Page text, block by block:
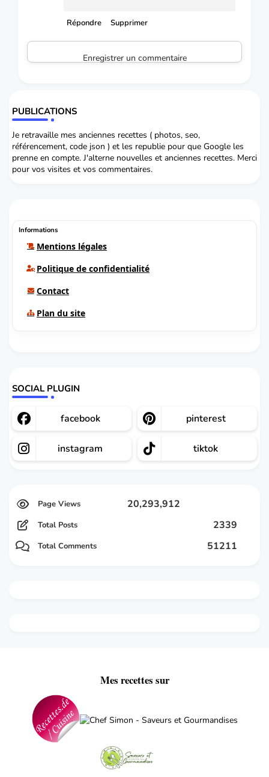
Répondre Supprimer
Enregistrer un commentaire
PUBLICATIONS
Je retravaille mes anciennes recettes ( photos, seo,
référencement, code json ) et les republie pour que Google les
prenne en compte. J'alterne nouvelles et anciennes recettes. Merci
pour vos visites et vos commentaires.
Informations
Mentions légales
Politique de confidentialité
Contact
Plan du site
SOCIAL PLUGIN
facebook pinterest
instagram tiktok
20,293,912
Total Posts 2339
Total Comments 51211
Mes recettes sur